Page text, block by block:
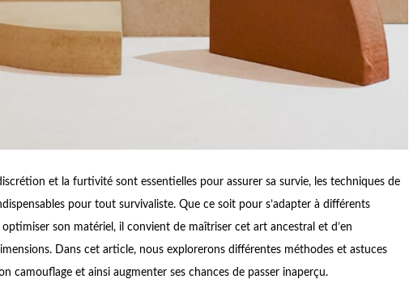
et la furtivité sont essentielles pour assurer sa survie, les techniques de
pour tout survivaliste. Que ce soit pour s’adapter à différents
son matériel, il convient de maîtriser cet art ancestral et d’en
Dans cet article, nous explorerons différentes méthodes et astuces
camouflage et ainsi augmenter ses chances de passer inaperçu.